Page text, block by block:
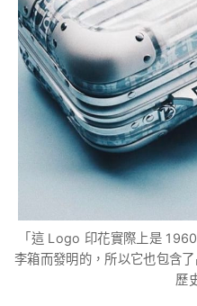
「這 Logo 印花實際上是
李箱而發明的，所以它也包含
歷